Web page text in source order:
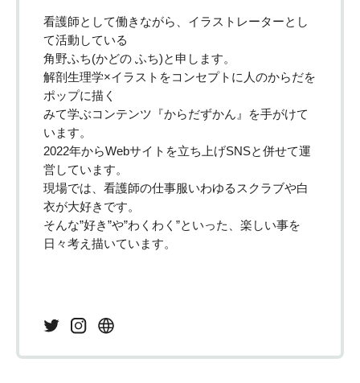
看護師として働きながら、イラストレーターとし
て活動している
角野ふち(かどの ふち)と申します。
解剖生理学×イラストをコンセプトに人のからだを
ポップに描く
みて学ぶコンテンツ『からだずかん』を手がけて
います。
2022年からWebサイトを立ち上げSNSと併せて運
営しています。
現場では、看護師の仕事服いわゆるスクラブや白
衣が大好きです。
そんな”好き”や”わくわく”といった、楽しい事を
日々考え描いています。